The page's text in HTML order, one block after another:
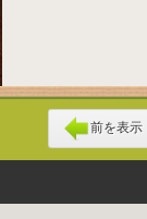
前を表示